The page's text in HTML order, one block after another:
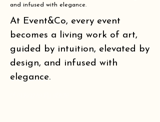
and infused with elegance.
At Event&Co, every event
becomes a living work of art,
guided by intuition, elevated by
design, and infused with
elegance.